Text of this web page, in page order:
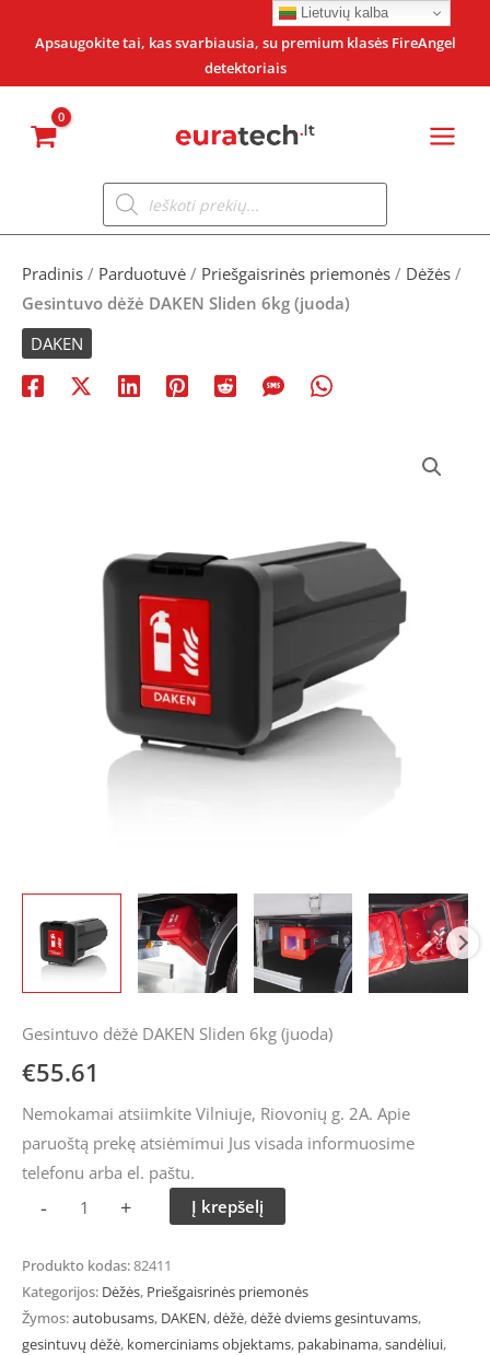
Apsaugokite tai, kas svarbiausia, su premium klasės FireAngel
detektoriais
Products
search
Pradinis / Parduotuvė / Priešgaisrinės priemonės / Dėžės /
Gesintuvo dėžė DAKEN Sliden 6kg (juoda)
DAKEN
Gesintuvo dėžė DAKEN Sliden 6kg (juoda)
€55.61
Nemokamai atsiimkite Vilniuje, Riovonių g. 2A. Apie
paruoštą prekę atsiėmimui Jus visada informuosime
telefonu arba el. paštu.
- + Į krepšelį
Produkto kodas:82411
Kategorijos: Dėžės, Priešgaisrinės priemonės
Žymos:autobusams, DAKEN,dėžė,dėžė dviems gesintuvams,
gesintuvų dėžė, komerciniams objektams, pakabinama,sandėliui,
Lietuvių kalba